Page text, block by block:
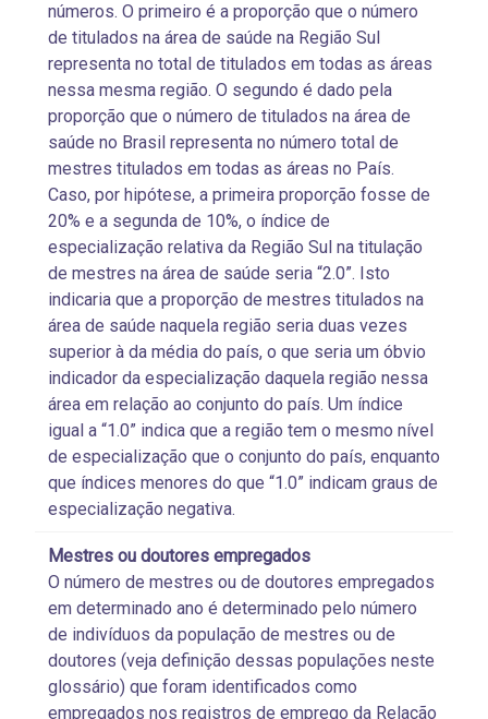
números. O primeiro é a proporção que o número
de titulados na área de saúde na Região Sul
representa no total de titulados em todas as áreas
nessa mesma região. O segundo é dado pela
proporção que o número de titulados na área de
saúde no Brasil representa no número total de
mestres titulados em todas as áreas no País.
Caso, por hipótese, a primeira proporção fosse de
20% e a segunda de 10%, o índice de
especialização relativa da Região Sul na titulação
de mestres na área de saúde seria “2.0”. Isto
indicaria que a proporção de mestres titulados na
área de saúde naquela região seria duas vezes
superior à da média do país, o que seria um óbvio
indicador da especialização daquela região nessa
área em relação ao conjunto do país. Um índice
igual a “1.0” indica que a região tem o mesmo nível
de especialização que o conjunto do país, enquanto
que índices menores do que “1.0” indicam graus de
especialização negativa.
Mestres ou doutores empregados
O número de mestres ou de doutores empregados
em determinado ano é determinado pelo número
de indivíduos da população de mestres ou de
doutores (veja definição dessas populações neste
glossário) que foram identificados como
empregados nos registros de emprego da Relação